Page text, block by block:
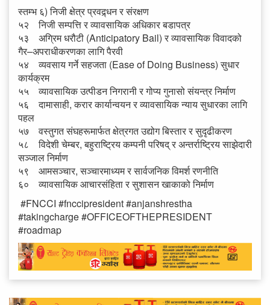
स्तम्भ ६) निजी क्षेत्र प्रवद्र्धन र संरक्षण
५२ निजी सम्पत्ति र व्यावसायिक अधिकार बडापत्र
५३ अग्रिम धरौटी (Anticipatory Bail) र व्यावसायिक विवादको
गैर–अपराधीकरणका लागि पैरवी
५४ व्यवसाय गर्ने सहजता (Ease of Doing Business) सुधार
कार्यक्रम
५५ व्यावसायिक उत्पीडन निगरानी र गोप्य गुनासो संयन्त्र निर्माण
५६ दामासाही, करार कार्यान्वयन र व्यावसायिक न्याय सुधारका लागि
पहल
५७ वस्तुगत संघहरूमार्फत क्षेत्रगत उद्योग बिस्तार र सुदृढीकरण
५८ विदेशी चेम्बर, बहुराष्ट्रिय कम्पनी परिषद् र अन्तर्राष्ट्रिय साझेदारी
सञ्जाल निर्माण
५९ आमसञ्चार, सञ्चारमाध्यम र सार्वजनिक विमर्श रणनीति
६० व्यावसायिक आचारसंहिता र सुशासन खाकाको निर्माण
#FNCCI #fnccipresident #anjanshrestha
#takingcharge #OFFICEOFTHEPRESIDENT
#roadmap